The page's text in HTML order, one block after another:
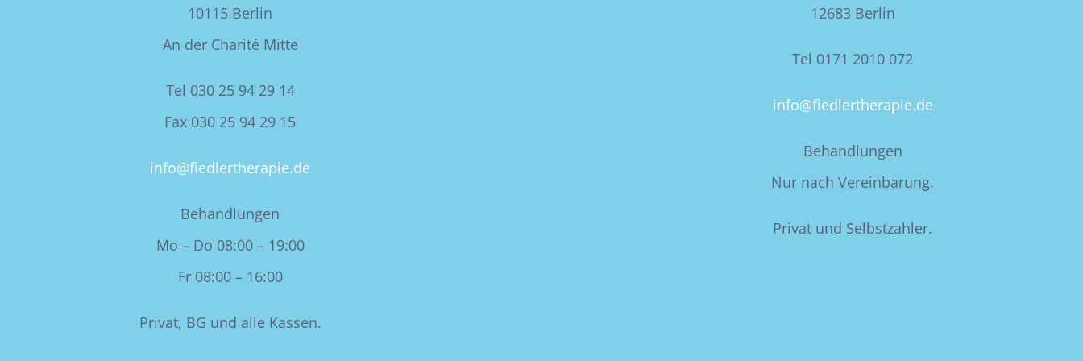
10115 Berlin
An der Charité Mitte
Tel 030 25 94 29 14
Fax 030 25 94 29 15
info@fiedlertherapie.de
Behandlungen
Mo – Do 08:00 – 19:00
Fr 08:00 – 16:00
Privat, BG und alle Kassen.
12683 Berlin
Tel 0171 2010 072
info@fiedlertherapie.de
Behandlungen
Nur nach Vereinbarung.
Privat und Selbstzahler.